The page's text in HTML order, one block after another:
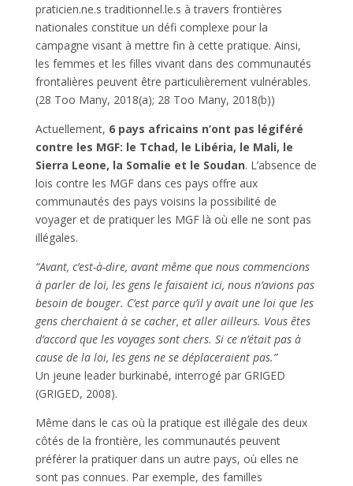
praticien.ne.s traditionnel.le.s à travers frontières
nationales constitue un défi complexe pour la
campagne visant à mettre fin à cette pratique. Ainsi,
les femmes et les filles vivant dans des communautés
frontalières peuvent être particulièrement vulnérables.
(28 Too Many, 2018(a); 28 Too Many, 2018(b))
Actuellement, 6 pays africains n’ont pas légiféré
contre les MGF: le Tchad, le Libéria, le Mali, le
Sierra Leone, la Somalie et le Soudan. L’absence de
lois contre les MGF dans ces pays offre aux
communautés des pays voisins la possibilité de
voyager et de pratiquer les MGF là où elle ne sont pas
illégales.
“Avant, c’est-à-dire, avant même que nous commencions
à parler de loi, les gens le faisaient ici, nous n’avions pas
besoin de bouger. C’est parce qu’il y avait une loi que les
gens cherchaient à se cacher, et aller ailleurs. Vous êtes
d’accord que les voyages sont chers. Si ce n’était pas à
cause de la loi, les gens ne se déplaceraient pas.”
Un jeune leader burkinabé, interrogé par GRIGED
(GRIGED, 2008).
Même dans le cas où la pratique est illégale des deux
côtés de la frontière, les communautés peuvent
préférer la pratiquer dans un autre pays, où elles ne
sont pas connues. Par exemple, des familles